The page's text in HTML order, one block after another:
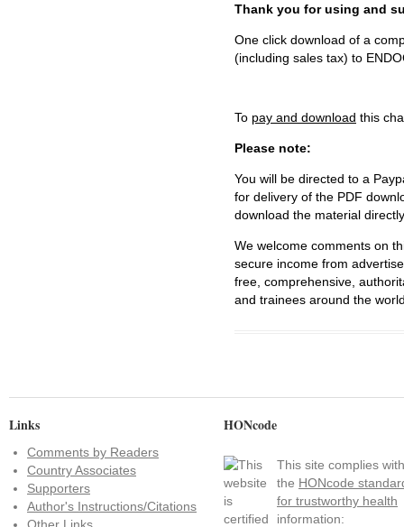
Thank you for using and
One click download of a
(including sales tax) to
To pay and download this
Please note:
You will be directed to a
for delivery of the PDF
download the material
We welcome comments on
secure income from
free, comprehensive,
and trainees around the
Links
Comments by Readers
Country Associates
Supporters
Author's Instructions/Citations
Other Links
HONcode
This site complies with
the HONcode
for trustworthy health
information: